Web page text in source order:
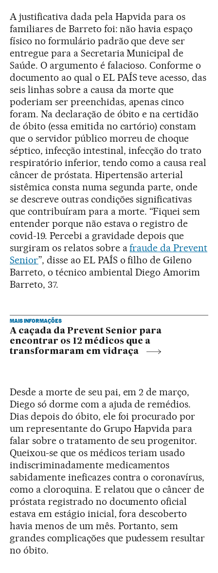
A justificativa dada pela Hapvida para os
familiares de Barreto foi: não havia espaço
físico no formulário padrão que deve ser
entregue para a Secretaria Municipal de
Saúde. O argumento é falacioso. Conforme o
documento ao qual o EL PAÍS teve acesso, das
seis linhas sobre a causa da morte que
poderiam ser preenchidas, apenas cinco
foram. Na declaração de óbito e na certidão
de óbito (essa emitida no cartório) constam
que o servidor público morreu de choque
séptico, infecção intestinal, infecção do trato
respiratório inferior, tendo como a causa real
câncer de próstata. Hipertensão arterial
sistêmica consta numa segunda parte, onde
se descreve outras condições significativas
que contribuíram para a morte. “Fiquei sem
entender porque não estava o registro de
covid-19. Percebi a gravidade depois que
surgiram os relatos sobre afraude da Prevent
Senior”, disse ao EL PAÍS o filho de Gileno
Barreto, o técnico ambiental Diego Amorim
Barreto, 37.
MAIS INFORMAÇÕES
A caçada da Prevent Senior para
encontrar os 12 médicos que a
transformaram em vidraça
Desde a morte de seu pai, em 2 de março,
Diego só dorme com a ajuda de remédios.
Dias depois do óbito, ele foi procurado por
um representante do Grupo Hapvida para
falar sobre o tratamento de seu progenitor.
Queixou-se que os médicos teriam usado
indiscriminadamente medicamentos
sabidamente ineficazes contra o coronavírus,
como a cloroquina. E relatou que o câncer de
próstata registrado no documento oficial
estava em estágio inicial, fora descoberto
havia menos de um mês. Portanto, sem
grandes complicações que pudessem resultar
no óbito.